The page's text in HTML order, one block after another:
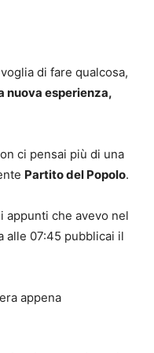
di fare qualcosa,
nuova esperienza,
ci pensai più di una
Partito del Popolo.
appunti che avevo nel
alle 07:45 pubblicai il
appena